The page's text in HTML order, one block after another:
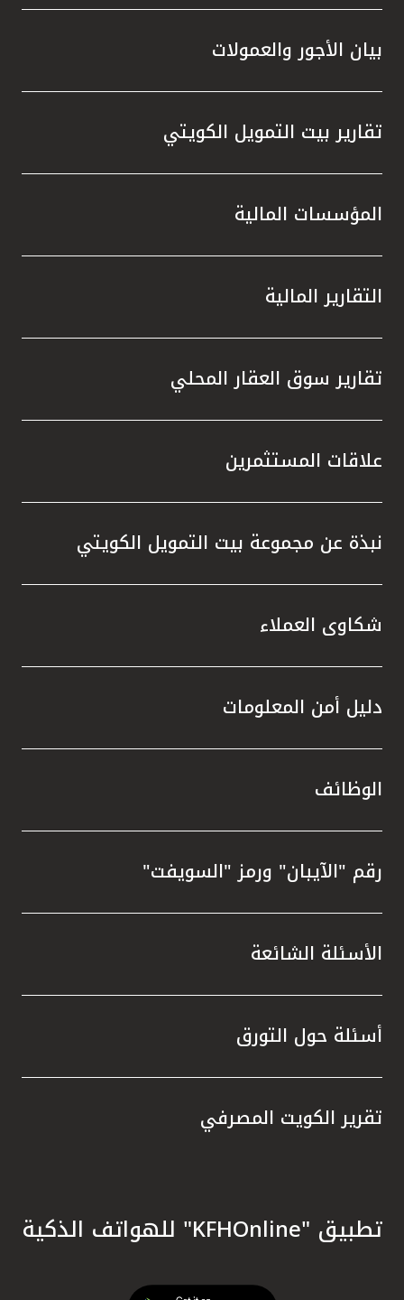
بيان الأجور والعمولات
تقارير بيت التمويل الكويتي
المؤسسات المالية
التقارير المالية
تقارير سوق العقار المحلي
علاقات المستثمرين
نبذة عن مجموعة بيت التمويل الكويتي
شكاوى العملاء
دليل أمن المعلومات
الوظائف
رقم "الآيبان" ورمز "السويفت"
الأسئلة الشائعة
أسئلة حول التورق
تقرير الكويت المصرفي
تطبيق "KFHOnline" للهواتف الذكية